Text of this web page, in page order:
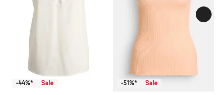
-44%* Sale -51%* Sale